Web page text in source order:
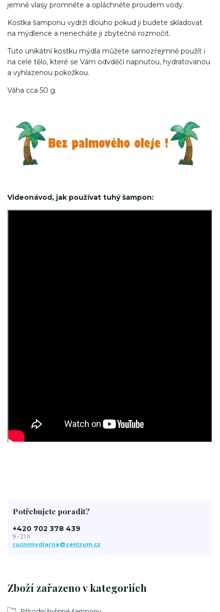
jemně vlasy promněte a opláchněte proudem vody.
Kostka šamponu vydrží dlouho pokud ji budete skladovat
na mýdlence a nenecháte ji zbytečně rozmočit.
Tuto unikátní kostku mýdla můžete samozřejmně použít i
na celé tělo, které se Vám odvděčí napnutou, hydratovanou
a vyhlazenou pokožkou.
Váha cca 50 g.
Videonávod, jak používat tuhý šampon:
Zboží zařazeno v kategoriích
Potřebujete poradit?
+420 702 378 439
9 - 21 h
rucnimydlarna@centrum.cz